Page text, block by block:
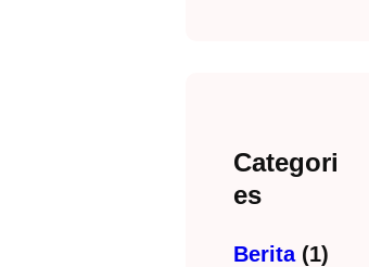
Categori
es
Berita(1)